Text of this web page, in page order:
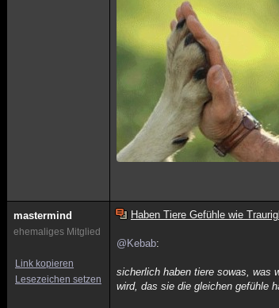
mastermind
ehemaliges Mitglied
Link kopieren
Lesezeichen setzen
Haben Tiere Gefühle wie
@Kebab:
sicherlich haben tiere sowas, was
wird, das sie die gleichen gefühle